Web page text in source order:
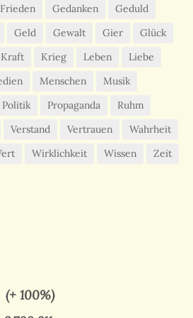
Frieden Gedanken
Geduld
Geld Gewalt Gier
Glück
Kraft Krieg Leben
Liebe
Menschen
Musik
Politik Propaganda
Ruhm
Verstand Vertrauen
Wahrheit
Wirklichkeit Wissen
Zeit
100%)